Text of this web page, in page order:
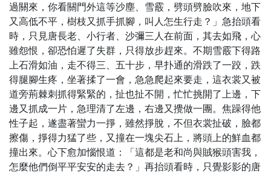
過關來，你看關門外這等沙塵、雪霰，劈頭劈臉吹來，地下
又高低不平，樹枝又抓手抓腳，叫人怎生行走？」急抬頭看
時，只見唐長老、小行者、沙彌三人在前面，其去如飛，心
雖怨恨，卻恐怕遲了失群，只得放步趕來。不期雪霰下得路
上石滑如油，走不得三、五十步，早扑通的滑跌了一跤，跌
得腿腳生疼，坐著揉了一會，急急爬起來要走，這衣裳又被
道旁荊棘刺抓得緊緊的，扯也扯不開，忙忙挑開了上邊，下
邊又抓成一片，急理清了左邊，右邊又攪做一團。焦躁得他
性子起，遂盡著蠻力一掙，雖然掙脫，不但衣裳扯破，臉都
擦傷，掙得力猛了些，又撞在一塊尖石上，將頭上的鮮血都
撞出來。心下愈加惱恨道：「這都是老和尚與賊猴頭害我，
怎麼他們倒平平安安的走去？」再抬頭看時，只覺影影的唐